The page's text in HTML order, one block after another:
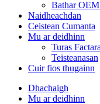
Bathar
Naidheachdan
Ceistean Cumanta
Mu ar deidhinn
Turas
Teisteanasan
Cuir fios thugainn
Dhachaigh
Mu ar deidhinn